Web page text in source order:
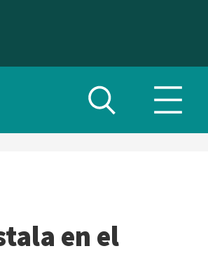
Alternar
búsqueda
menú
en el